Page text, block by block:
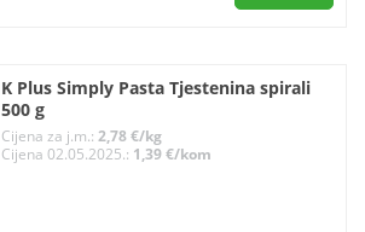
K Plus Simply Pasta Tjestenina spirali
500 g
Cijena za j.m.:2,78 €/kg
Cijena 02.05.2025.: 1,39 €/kom